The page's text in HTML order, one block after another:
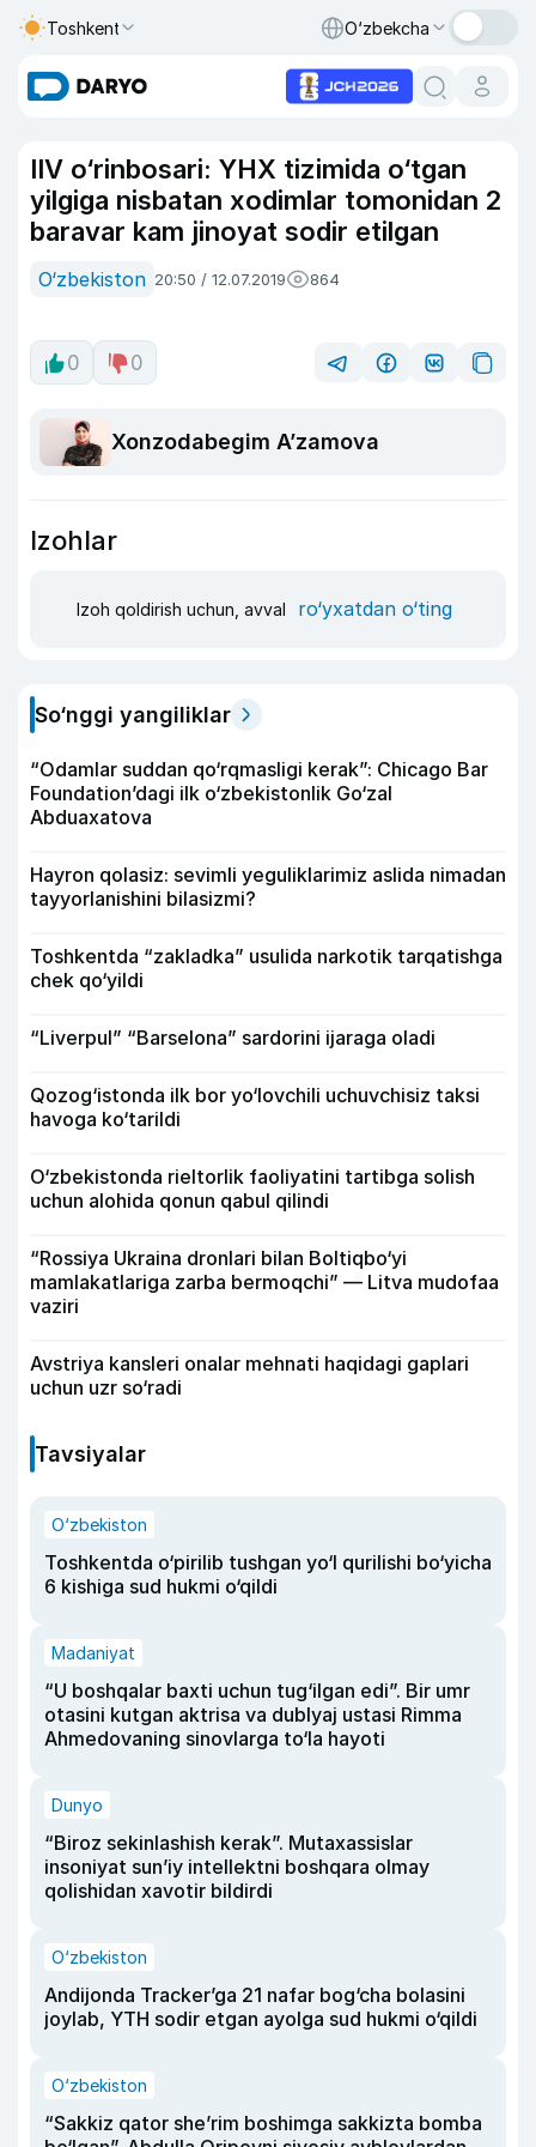
Toshkent O‘zbekcha
IIV o‘rinbosari: YHX tizimida o‘tgan
yilgiga nisbatan xodimlar tomonidan 2
baravar kam jinoyat sodir etilgan
O‘zbekiston 20:50 / 12.07.2019 864
0 0
Xonzodabegim Aʼzamova
Izohlar
Izoh qoldirish uchun, avval ro‘yxatdan o‘ting
So‘nggi yangiliklar
“Odamlar suddan qo‘rqmasligi kerak”: Chicago Bar
Foundation’dagi ilk o‘zbekistonlik Go‘zal
Abduaxatova
Hayron qolasiz: sevimli yeguliklarimiz aslida nimadan
tayyorlanishini bilasizmi?
Toshkentda “zakladka” usulida narkotik tarqatishga
chek qo‘yildi
“Liverpul” “Barselona” sardorini ijaraga oladi
Qozog‘istonda ilk bor yo‘lovchili uchuvchisiz taksi
havoga ko‘tarildi
O‘zbekistonda rieltorlik faoliyatini tartibga solish
uchun alohida qonun qabul qilindi
“Rossiya Ukraina dronlari bilan Boltiqbo‘yi
mamlakatlariga zarba bermoqchi” — Litva mudofaa
vaziri
Avstriya kansleri onalar mehnati haqidagi gaplari
uchun uzr so‘radi
Tavsiyalar
O‘zbekiston
Toshkentda o‘pirilib tushgan yo‘l qurilishi bo‘yicha
6 kishiga sud hukmi o‘qildi
Madaniyat
“U boshqalar baxti uchun tug‘ilgan edi”. Bir umr
otasini kutgan aktrisa va dublyaj ustasi Rimma
Ahmedovaning sinovlarga to‘la hayoti
Dunyo
“Biroz sekinlashish kerak”. Mutaxassislar
insoniyat sun’iy intellektni boshqara olmay
qolishidan xavotir bildirdi
O‘zbekiston
Andijonda Tracker’ga 21 nafar bog‘cha bolasini
joylab, YTH sodir etgan ayolga sud hukmi o‘qildi
O‘zbekiston
“Sakkiz qator she’rim boshimga sakkizta bomba